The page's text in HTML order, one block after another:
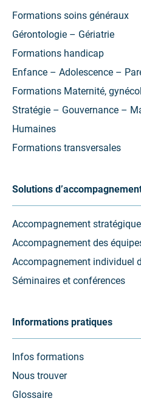
Formations soins généraux
Gérontologie – Gériatrie
Formations handicap
Enfance – Adolescence –
Formations Maternité,
Stratégie – Gouvernance –
Humaines
Formations transversales
Solutions
Accompagnement
Accompagnement des
Accompagnement individuel
Séminaires et conférences
Informations pratiques
Infos formations
Nous trouver
Glossaire